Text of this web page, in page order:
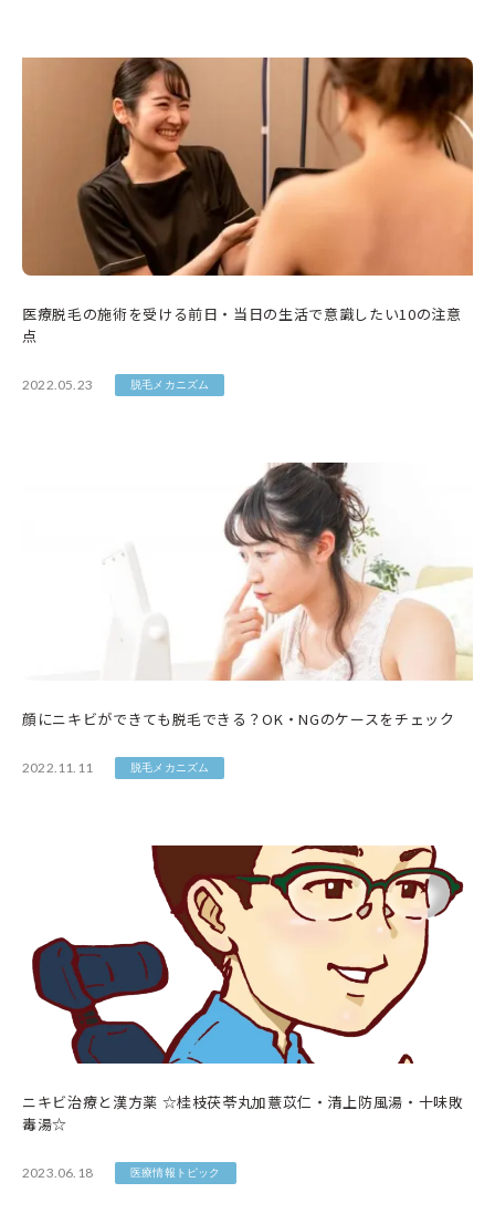
医療脱毛の施術を受ける前日・当日の生活で意識したい10の注意
点
2022.05.23 脱毛メカニズム
顔にニキビができても脱毛できる？OK・NGのケースをチェック
2022.11.11 脱毛メカニズム
ニキビ治療と漢方薬 ☆桂枝茯苓丸加薏苡仁・清上防風湯・十味敗
毒湯☆
2023.06.18 医療情報トピック